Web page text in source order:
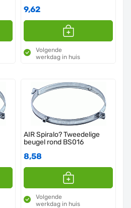
9,62
Volgende
werkdag in huis
AIR Spiralo? Tweedelige
beugel rond BS016
8,58
Volgende
werkdag in huis